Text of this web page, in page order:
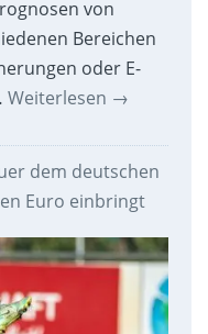
von
Bereichen
oder E-
Weiterlesen →
dem deutschen
Euro einbringt